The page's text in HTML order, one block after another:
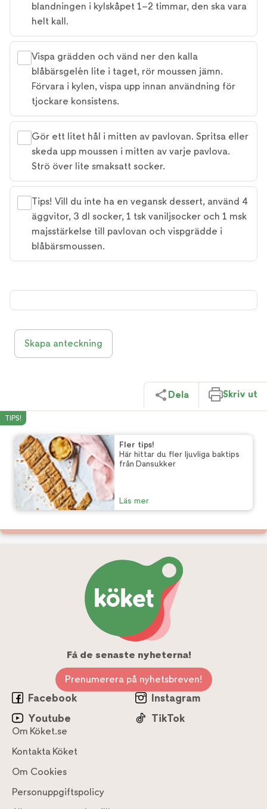
blandningen i kylskåpet 1–2 timmar, den ska vara
helt kall.
Vispa grädden och vänd ner den kalla
blåbärsgelén lite i taget, rör moussen jämn.
Förvara i kylen, vispa upp innan användning för
tjockare konsistens.
Gör ett litet hål i mitten av pavlovan. Spritsa eller
skeda upp moussen i mitten av varje pavlova.
Strö över lite smaksatt socker.
Tips! Vill du inte ha en vegansk dessert, använd 4
äggvitor, 3 dl socker, 1 tsk vaniljsocker och 1 msk
majsstärkelse till pavlovan och vispgrädde i
blåbärsmoussen.
Skapa anteckning
Dela Skriv ut
TIPS!
Fler tips!
Här hittar du fler ljuvliga baktips
från Dansukker
Läs mer
Få de senaste nyheterna!
Prenumerera på nyhetsbreven!
Facebook
Instagram
Youtube
TikTok
Om Köket.se
Kontakta Köket
Om Cookies
Personuppgiftspolicy